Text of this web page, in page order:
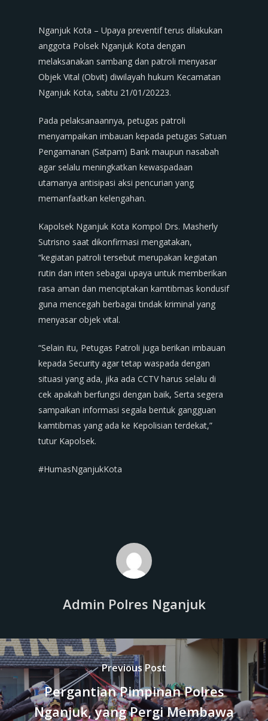
Nganjuk Kota – Upaya preventif terus dilakukan
anggota Polsek Nganjuk Kota dengan
melaksanakan sambang dan patroli menyasar
Objek Vital (Obvit) diwilayah hukum Kecamatan
Nganjuk Kota, sabtu 21/01/20223.
Pada pelaksanaannya, petugas patroli
menyampaikan imbauan kepada petugas Satuan
Pengamanan (Satpam) Bank maupun nasabah
agar selalu meningkatkan kewaspadaan
utamanya antisipasi aksi pencurian yang
memanfaatkan kelengahan.
Kapolsek Nganjuk Kota Kompol Drs. Masherly
Sutrisno saat dikonfirmasi mengatakan,
“kegiatan patroli tersebut merupakan kegiatan
rutin dan inten sebagai upaya untuk memberikan
rasa aman dan menciptakan kamtibmas kondusif
guna mencegah berbagai tindak kriminal yang
menyasar objek vital.
“Selain itu, Petugas Patroli juga berikan imbauan
kepada Security agar tetap waspada dengan
situasi yang ada, jika ada CCTV harus selalu di
cek apakah berfungsi dengan baik, Serta segera
sampaikan informasi segala bentuk gangguan
kamtibmas yang ada ke Kepolisian terdekat,”
tutur Kapolsek.
#HumasNganjukKota
Admin Polres Nganjuk
Previous Post
Pergantian Pimpinan Polres
Nganjuk, yang Pergi Membawa